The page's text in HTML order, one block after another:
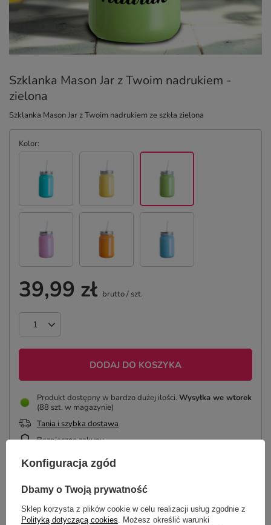
Szklanka Mason Jar z Twoim nadrukiem -
zielona
Szklanka Mason Jar z Twoim nadrukiem ze szkła zielona
Kolor
39,99 zł brutto/ szt.
DODAJ DO KOSZYKA
Produkt dostępny w bardzo dużej ilości Wysyłka we wtorek
(88 szt. w magazynie)
Tania i szybka dostawa
Bezpieczne zakupy
ZAPROJEKTUJ MASON JAR
Konfiguracja zgód
Dbamy o Twoją prywatność
Sklep korzysta z plików cookie w celu realizacji usług zgodnie z
Polityką dotyczącą cookies . Możesz określić warunki